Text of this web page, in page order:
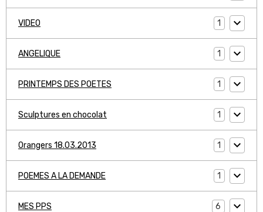
VIDEO 1
ANGELIQUE 1
PRINTEMPS DES POETES 1
Sculptures en chocolat 1
Orangers 18.03.2013 1
POEMES A LA DEMANDE 1
MES PPS 6